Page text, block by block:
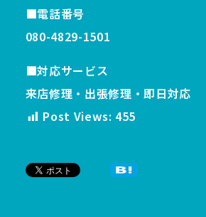
■電話番号
080-4829-1501
■対応サービス
来店修理・出張修理・即日対応
Post Views: 455